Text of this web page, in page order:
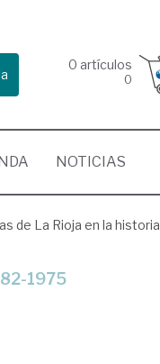
0 artículos
0
NOTICIAS
de La Rioja en la historia
1975